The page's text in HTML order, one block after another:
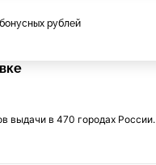
бонусных рублей
выдачи в 470 городах России.